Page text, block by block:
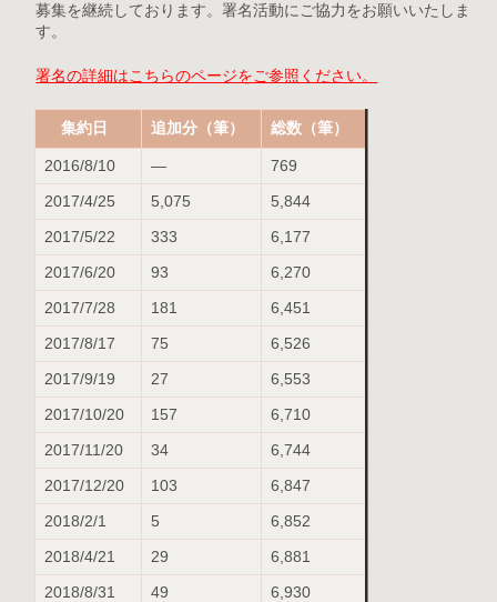
募集を継続しております。署名活動にご協力をお願いいたしま
す。
署名の詳細はこちらのページをご参照ください。
集約日 追加分（筆） 総数（筆）
2016/8/10 — 769
2017/4/25 5,075 5,844
2017/5/22 333 6,177
2017/6/20 93 6,270
2017/7/28 181 6,451
2017/8/17 75 6,526
2017/9/19 27 6,553
2017/10/20 157 6,710
2017/11/20 34 6,744
2017/12/20 103 6,847
2018/2/1 5 6,852
2018/4/21 29 6,881
2018/8/31 49 6,930